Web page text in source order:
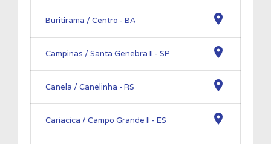
Buritirama / Centro - BA location_on
Campinas / Santa Genebra II - SP location_on
Canela / Canelinha - RS location_on
Cariacica / Campo Grande II - ES location_on